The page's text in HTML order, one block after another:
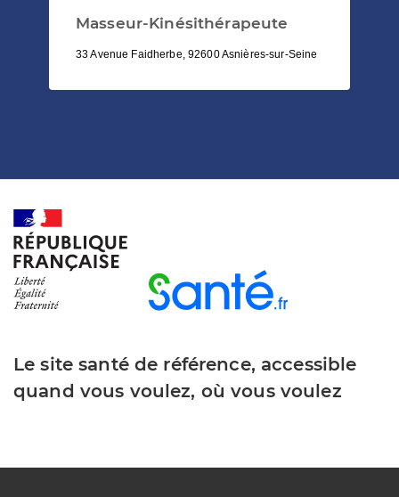
Masseur-Kinésithérapeute
33 Avenue Faidherbe, 92600 Asnières-sur-Seine
Le site santé de référence, accessible
quand vous voulez, où vous voulez